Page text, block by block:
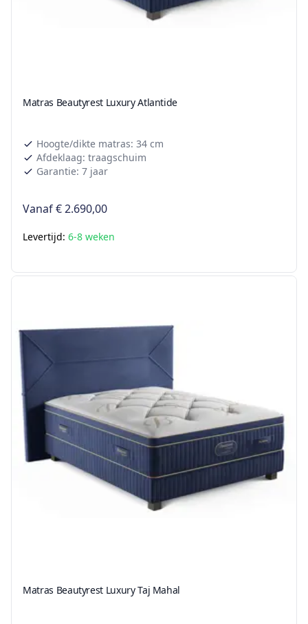
Matras Beautyrest Luxury Atlantide
Hoogte/dikte matras: 34 cm
Afdeklaag: traagschuim
Garantie: 7 jaar
Vanaf€ 2.690,00
Levertijd: 6-8 weken
Matras Beautyrest Luxury Taj Mahal